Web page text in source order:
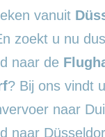
vanuit
zoekt u nu
naar de
? Bij ons vindt
naar
naar